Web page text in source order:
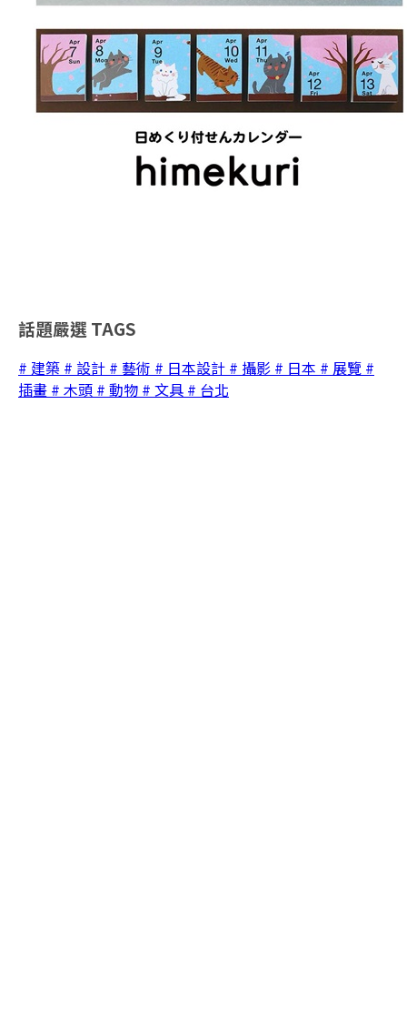
話題嚴選 TAGS
# 建築 # 設計 # 藝術 # 日本設計 # 攝影 # 日本 # 展覽 #
插畫 # 木頭 # 動物 # 文具 # 台北